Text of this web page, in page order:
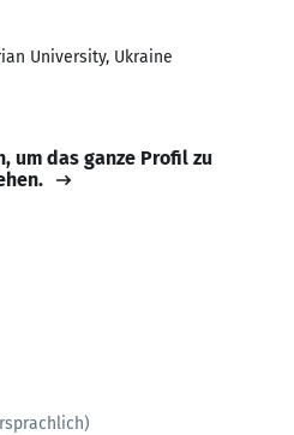
University, Ukraine
um das ganze Profil zu